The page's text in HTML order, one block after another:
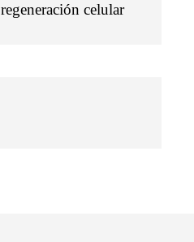
regeneración celular